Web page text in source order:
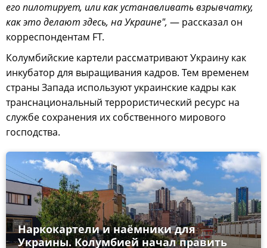
его пилотирует, или как устанавливать взрывчатку,
как это делают здесь, на Украине", — рассказал он
корреспондентам FT.
Колумбийские картели рассматривают Украину как
инкубатор для выращивания кадров. Тем временем
страны Запада используют украинские кадры как
транснациональный террористический ресурс на
службе сохранения их собственного мирового
господства.
Наркокартели и наёмники для
Украины. Колумбией начал править